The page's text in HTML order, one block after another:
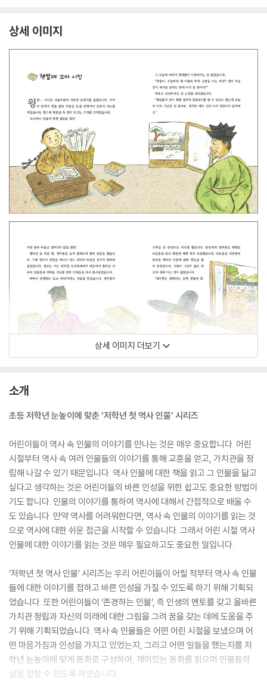
상세 이미지
상세 이미지 더보기
소개
초등 저학년 눈높이에 맞춘 ‘저학년 첫 역사 인물’ 시리즈
어린이들이 역사 속 인물의 이야기를 만나는 것은 매우 중요합니다. 어린
시절부터 역사 속 여러 인물들의 이야기를 통해 교훈을 얻고, 가치관을 정
립해 나갈 수 있기 때문입니다. 역사 인물에 대한 책을 읽고 그 인물을 닮고
싶다고 생각하는 것은 어린이들의 바른 인성을 위한 쉽고도 중요한 방법이
기도 합니다. 인물의 이야기를 통하여 역사에 대해서 간접적으로 배울 수
도 있습니다. 만약 역사를 어려워한다면, 역사 속 인물의 이야기를 읽는 것
으로 역사에 대한 쉬운 접근을 시작할 수 있습니다. 그래서 어린 시절 역사
인물에 대한 이야기를 읽는 것은 매우 필요하고도 중요한 일입니다.
‘저학년 첫 역사 인물’ 시리즈는 우리 어린이들이 어릴 적부터 역사 속 인물
들에 대한 이야기를 접하고 바른 인성을 가질 수 있도록 하기 위해 기획되
었습니다. 또한 어린이들이 ‘존경하는 인물’, 즉 인생의 멘토를 갖고 올바른
가치관 정립과 자신의 미래에 대한 그림을 그려 꿈을 갖는 데에 도움을 주
기 위해 기획되었습니다. 역사 속 인물들은 어떤 어린 시절을 보냈으며 어
떤 마음가짐과 인성을 가지고 있었는지, 그리고 어떤 일들을 했는지를 저
학년 눈높이에 맞게 동화로 구성하여, 재미있는 동화를 읽으며 인물들의
삶을 접할 수 있도록 하였습니다.